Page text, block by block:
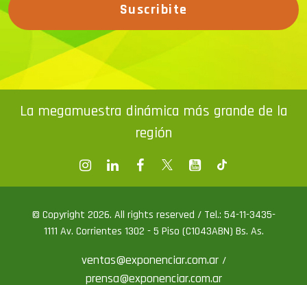
Suscribite
La megamuestra dinámica más grande de la
región
© Copyright 2026. All rights reserved / Tel.: 54-11-3435-
1111 Av. Corrientes 1302 - 5 Piso (C1043ABN) Bs. As.
ventas@exponenciar.com.ar /
prensa@exponenciar.com.ar